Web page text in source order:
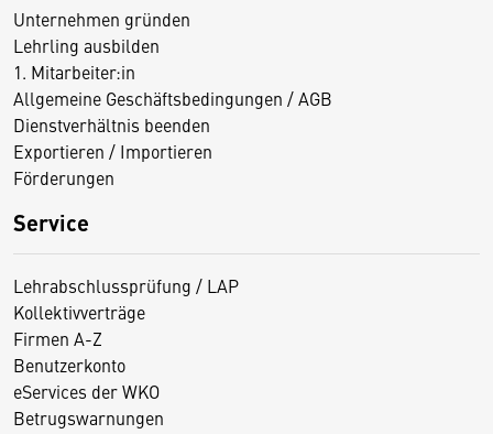
Unternehmen gründen
Lehrling ausbilden
1. Mitarbeiter:in
Allgemeine Geschäftsbedingungen / AGB
Dienstverhältnis beenden
Exportieren / Importieren
Förderungen
Service
Lehrabschlussprüfung / LAP
Kollektivverträge
Firmen A-Z
Benutzerkonto
eServices der WKO
Betrugswarnungen